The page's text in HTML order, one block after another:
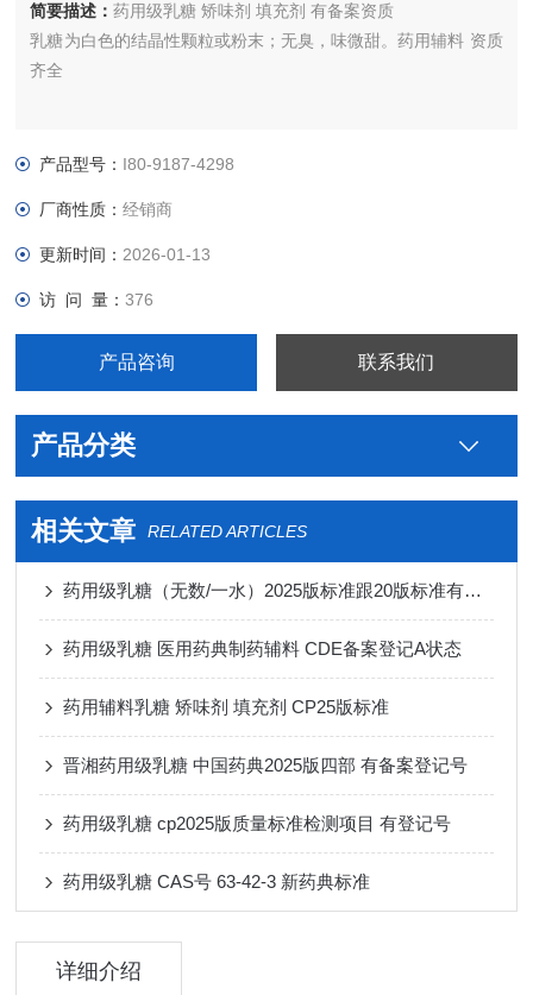
简要描述：药用级乳糖 矫味剂 填充剂 有备案资质
乳糖为白色的结晶性颗粒或粉末；无臭，味微甜。药用辅料 资质
齐全
产品型号： I80-9187-4298
厂商性质：经销商
更新时间： 2026-01-13
访 问 量：376
产品咨询 联系我们
产品分类
相关文章 RELATED ARTICLES
药用级乳糖（无数/一水）2025版标准跟20版标准有哪些差异
药用级乳糖 医用药典制药辅料 CDE备案登记A状态
药用辅料乳糖 矫味剂 填充剂 CP25版标准
晋湘药用级乳糖 中国药典2025版四部 有备案登记号
药用级乳糖 cp2025版质量标准检测项目 有登记号
药用级乳糖 CAS号 63-42-3 新药典标准
详细介绍